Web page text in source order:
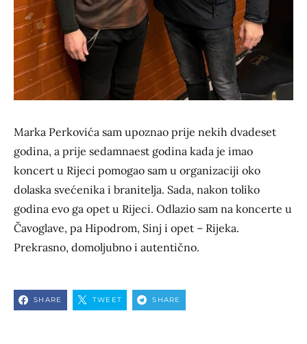
Marka Perkovića sam upoznao prije nekih dvadeset
godina, a prije sedamnaest godina kada je imao
koncert u Rijeci pomogao sam u organizaciji oko
dolaska svećenika i branitelja. Sada, nakon toliko
godina evo ga opet u Rijeci. Odlazio sam na koncerte u
Čavoglave, pa Hipodrom, Sinj i opet – Rijeka.
Prekrasno, domoljubno i autentično.
SHARE TWEET SHARE